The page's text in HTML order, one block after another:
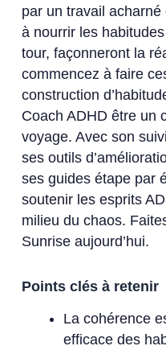
par un travail
à nourrir les habitudes
tour, façonneront la
commencez à faire
construction
Coach ADHD être un
voyage. Avec son
ses outils
ses guides étape par
soutenir les esprits
milieu du chaos.
Sunrise aujourd’hui.
Points clés à retenir
La cohérence
efficace des